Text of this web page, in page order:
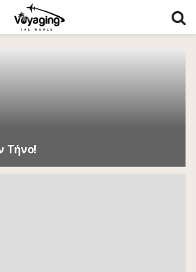
Τήνο!